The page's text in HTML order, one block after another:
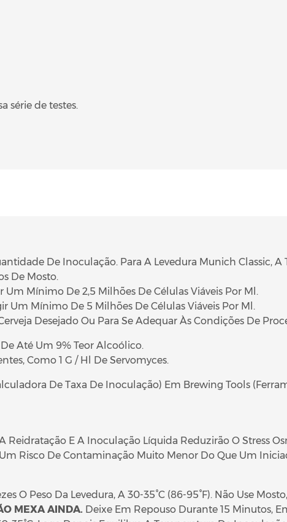
série de testes.
De Inoculação. Para A Levedura Munich Classic,
De Mosto.
Mínimo De 2,5 Milhões De Células Viáveis Por Ml.
Um Mínimo De 5 Milhões De Células Viáveis Por Ml.
Desejado Ou Para Se Adequar Às Condições De
Até Um 9% Teor Alcoólico.
Como 1 G / Hl De Servomyces.
De Taxa De Inoculação) Em Brewing Tools
E A Inoculação Líquida Reduzirão O Stress
Risco De Contaminação Muito Menor Do Que Um
O Peso Da Levedura, A 30-35°C (86-95°F). Não Use
MEXA AINDA. Deixe Em Repouso Durante 15 Minutos,